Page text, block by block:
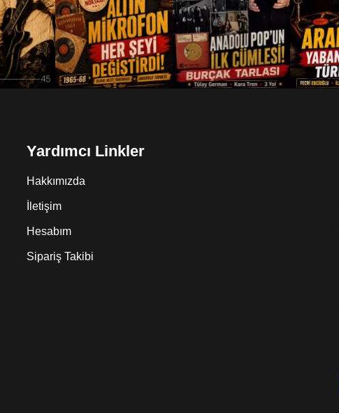
Yardımcı Linkler
Hakkımızda
İletişim
Hesabım
Sipariş Takibi